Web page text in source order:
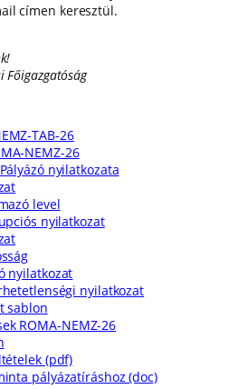
címen keresztül.
Főigazgatóság
TAB-26
NEMZ-26
nyilatkozata
level
nyilatkozat
nyilatkozat
nyilatkozat
sablon
ROMA-NEMZ-26
(pdf)
pályázatíráshoz (doc)